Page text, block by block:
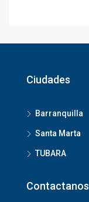
Ciudades
Barranquilla
Santa Marta
TUBARA
Contactanos